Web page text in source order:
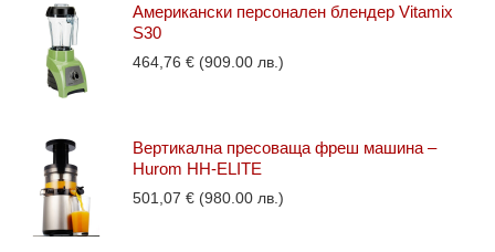
Американски персонален блендер Vitamix
S30
464,76 € (909.00 лв.)
Вертикална пресоваща фреш машина –
Hurom HH-ELITE
501,07 € (980.00 лв.)